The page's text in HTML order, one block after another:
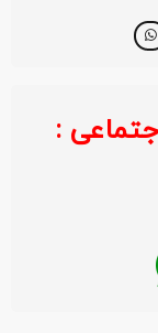
: